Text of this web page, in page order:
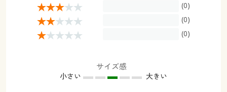
(0)
(0)
(0)
サイズ感
小さい 大きい